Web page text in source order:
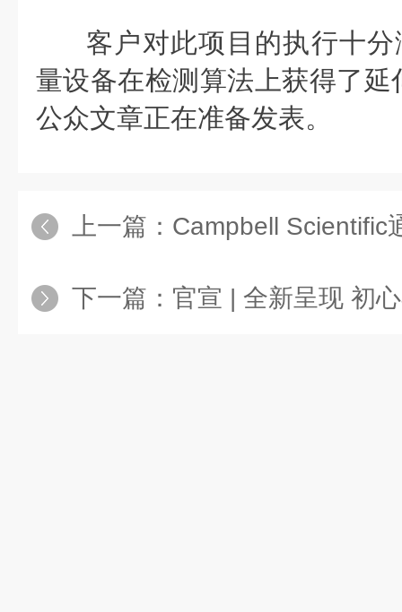
客户对此项目的执行十
量设备在检测算法上获得了
公众文章正在准备发表。
上一篇： Campbell Scientific
下一篇： 官宣 | 全新呈现 初